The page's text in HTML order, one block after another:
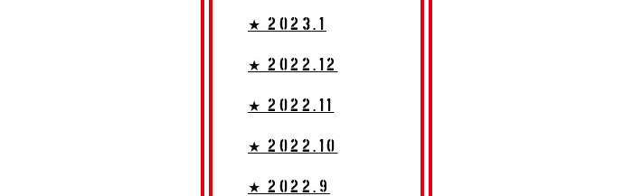
★ 2023.1
★ 2022.12
★ 2022.11
★ 2022.10
★ 2022.9